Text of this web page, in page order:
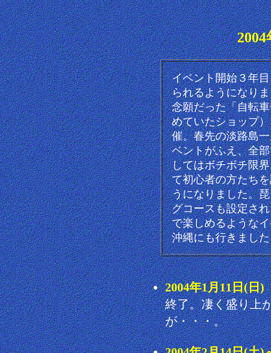
イベント開始３年
られるようになり
念願だった「自転
めていたショップ
催。春先の淡路島
ベントがふえ、全
してはボチボチ限
て初心者の方たち
うになりました。
グコースも設定さ
で楽しめるような
沖縄にも行きまし
2004年1月11日(
終了。凄く盛り上
が・・・。